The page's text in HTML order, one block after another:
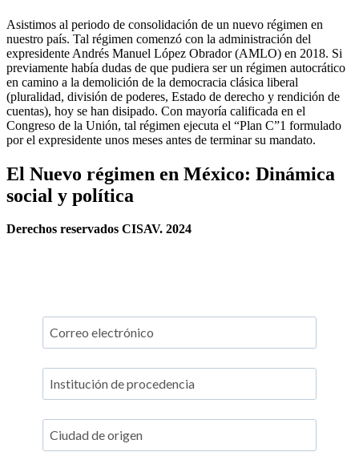
Asistimos al periodo de consolidación de un nuevo régimen en
nuestro país. Tal régimen comenzó con la administración del
expresidente Andrés Manuel López Obrador (AMLO) en 2018. Si
previamente había dudas de que pudiera ser un régimen autocrático
en camino a la demolición de la democracia clásica liberal
(pluralidad, división de poderes, Estado de derecho y rendición de
cuentas), hoy se han disipado. Con mayoría calificada en el
Congreso de la Unión, tal régimen ejecuta el “Plan C”1 formulado
por el expresidente unos meses antes de terminar su mandato.
El Nuevo régimen en México: Dinámica
social y política
Derechos reservados CISAV. 2024